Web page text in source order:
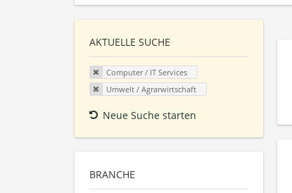
AKTUELLE SUCHE
Computer / IT Services
Umwelt / Agrarwirtschaft
Neue Suche starten
BRANCHE